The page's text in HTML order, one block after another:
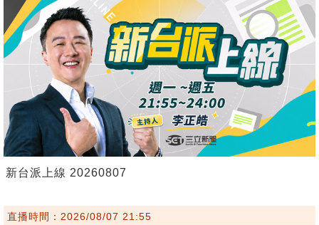
新台派上線 20260807
直播時間：2026/08/07 21:55